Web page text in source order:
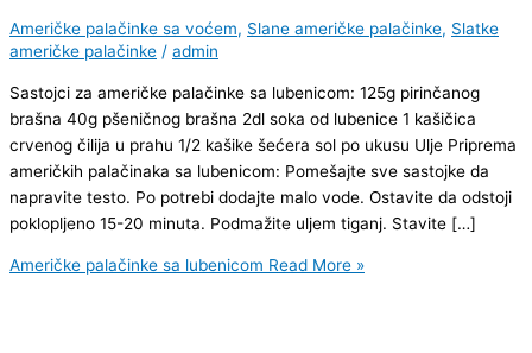
Američke palačinke sa voćem, Slane američke palačinke, Slatke
američke palačinke / admin
Sastojci za američke palačinke sa lubenicom: 125g pirinčanog
brašna 40g pšeničnog brašna 2dl soka od lubenice 1 kašičica
crvenog čilija u prahu 1/2 kašike šećera sol po ukusu Ulje Priprema
američkih palačinaka sa lubenicom: Pomešajte sve sastojke da
napravite testo. Po potrebi dodajte malo vode. Ostavite da odstoji
poklopljeno 15-20 minuta. Podmažite uljem tiganj. Stavite […]
Američke palačinke sa lubenicom Read More »